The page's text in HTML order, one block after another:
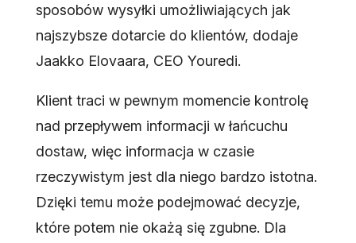
sposobów wysyłki umożliwiających jak
najszybsze dotarcie do klientów, dodaje
Jaakko Elovaara, CEO Youredi.
Klient traci w pewnym momencie kontrolę
nad przepływem informacji w łańcuchu
dostaw, więc informacja w czasie
rzeczywistym jest dla niego bardzo istotna.
Dzięki temu może podejmować decyzje,
które potem nie okażą się zgubne. Dla